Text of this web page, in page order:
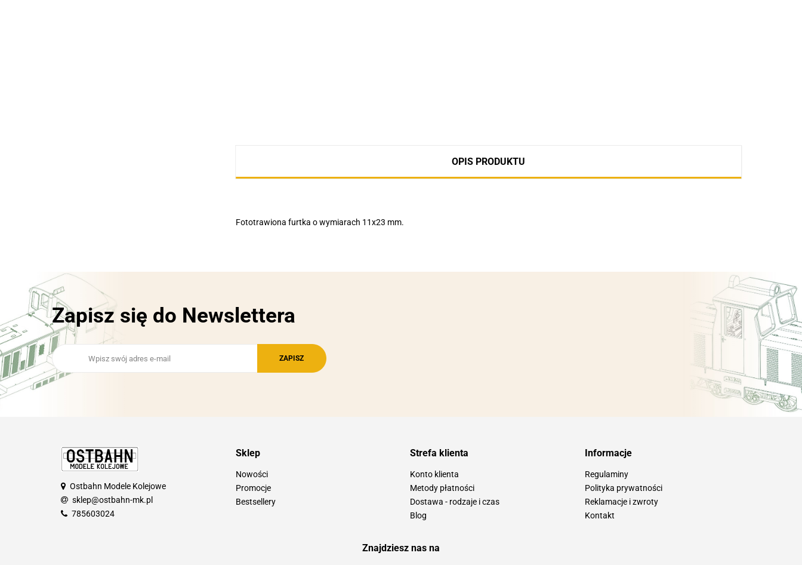
OPIS PRODUKTU
Fototrawiona furtka o wymiarach 11x23 mm.
Zapisz się do Newslettera
Ostbahn Modele Kolejowe
sklep@ostbahn-mk.pl
785603024
Sklep
Nowości
Promocje
Bestsellery
Strefa klienta
Konto klienta
Metody płatności
Dostawa - rodzaje i czas
Blog
Informacje
Regulaminy
Polityka prywatności
Reklamacje i zwroty
Kontakt
Znajdziesz nas na